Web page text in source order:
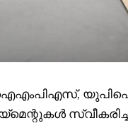
ഐഎംപിഎസ്,